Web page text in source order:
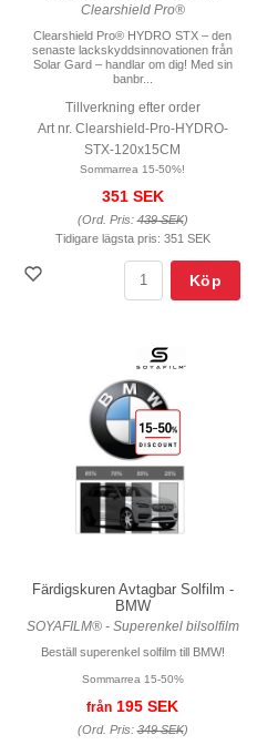
Clearshield Pro®
Clearshield Pro® HYDRO STX – den
senaste lackskyddsinnovationen från
Solar Gard – handlar om dig! Med sin
banbr...
Tillverkning efter order
Art nr. Clearshield-Pro-HYDRO-
STX-120x15CM
Sommarrea 15-50%!
351 SEK
(Ord. Pris:439 SEK)
Tidigare lägsta pris: 351 SEK
Köp
Färdigskuren Avtagbar Solfilm -
BMW
SOYAFILM® - Superenkel bilsolfilm
Beställ superenkel solfilm till BMW!
Sommarrea 15-50%
från 195 SEK
(Ord. Pris:349 SEK)